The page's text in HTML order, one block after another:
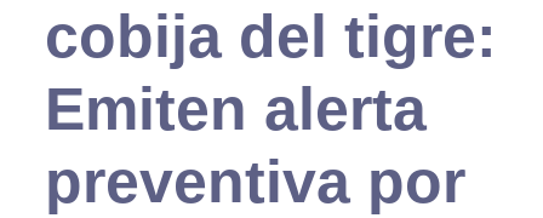
cobija del tigre:
Emiten alerta
preventiva por